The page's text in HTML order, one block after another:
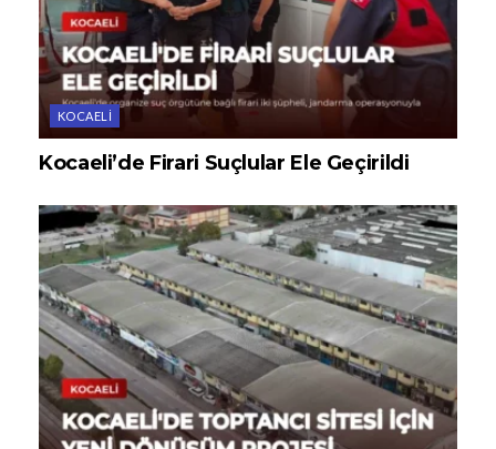
KOCAELI
Kocaeli’de Firari Suçlular Ele Geçirildi